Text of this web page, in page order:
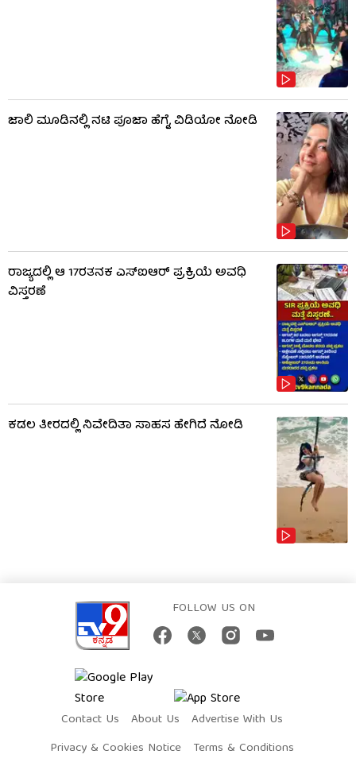
ಜಾಲಿ ಮೂಡಿನಲ್ಲಿ ನಟಿ ಪೂಜಾ ಹೆಗ್ಡೆ, ವಿಡಿಯೋ ನೋಡಿ
ರಾಜ್ಯದಲ್ಲಿ ಆ 17ರತನಕ ಎಸ್‌ಐಆರ್ ಪ್ರಕ್ರಿಯೆ ಅವಧಿ
ವಿಸ್ತರಣೆ
ಕಡಲ ತೀರದಲ್ಲಿ ನಿವೇದಿತಾ ಸಾಹಸ ಹೇಗಿದೆ ನೋಡಿ
FOLLOW US ON
Contact Us About Us
Advertise With Us
Privacy & Cookies Notice
Terms & Conditions